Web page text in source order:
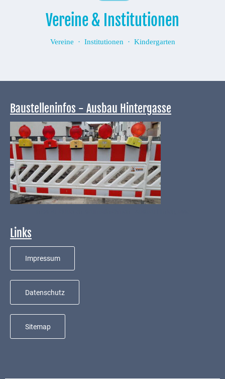
Vereine & Institutionen
Vereine · Institutionen · Kindergarten
Baustelleninfos - Ausbau Hintergasse
Links
Impressum
Datenschutz
Sitemap